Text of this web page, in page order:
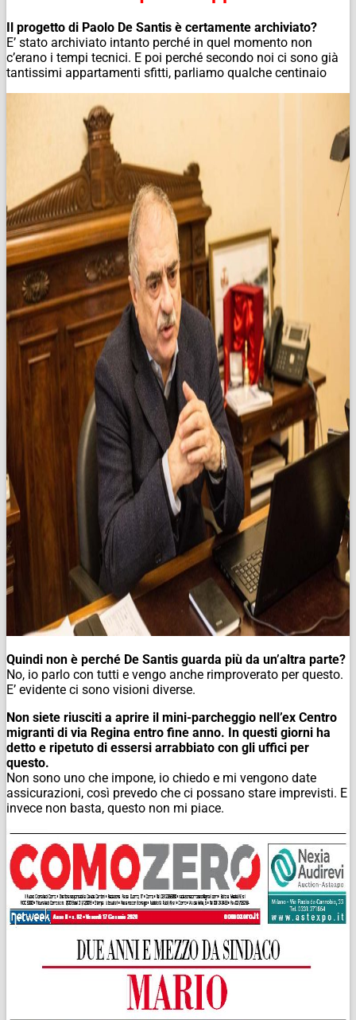
Il progetto di Paolo De Santis è certamente archiviato?
E’ stato archiviato intanto perché in quel momento non
c’erano i tempi tecnici. E poi perché secondo noi ci sono già
tantissimi appartamenti sfitti, parliamo qualche centinaio
Quindi non è perché De Santis guarda più da un’altra parte?
No, io parlo con tutti e vengo anche rimproverato per questo.
E’ evidente ci sono visioni diverse.
Non siete riusciti a aprire il mini-parcheggio nell’ex Centro
migranti di via Regina entro fine anno. In questi giorni ha
detto e ripetuto di essersi arrabbiato con gli uffici per
questo.
Non sono uno che impone, io chiedo e mi vengono date
assicurazioni, così prevedo che ci possano stare imprevisti. E
invece non basta, questo non mi piace.